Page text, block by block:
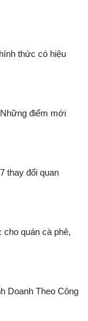
thức có hiệu
điểm mới
thay đổi quan
quán cà phê,
Doanh Theo Công